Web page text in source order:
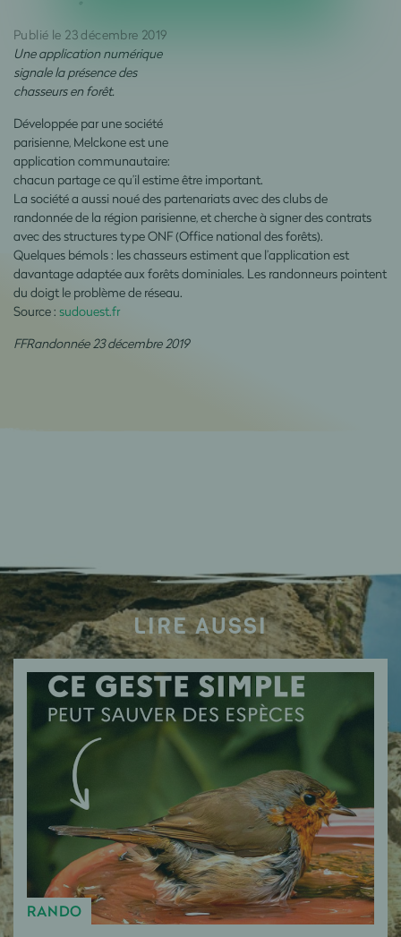
Publié le 23 décembre 2019
Une application numérique
signale la présence des
chasseurs en forêt.
Développée par une société
parisienne, Melckone est une
application communautaire:
chacun partage ce qu’il estime être important.
La société a aussi noué des partenariats avec des clubs de
randonnée de la région parisienne, et cherche à signer des contrats
avec des structures type ONF (Office national des forêts).
Quelques bémols : les chasseurs estiment que l’application est
davantage adaptée aux forêts dominiales. Les randonneurs pointent
du doigt le problème de réseau.
Source : sudouest.fr
FFRandonnée 23 décembre 2019
LIRE AUSSI
RANDO